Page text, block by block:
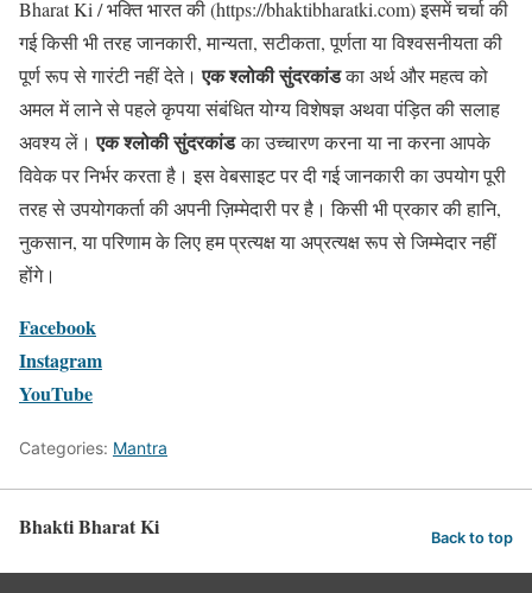
Bharat Ki / भक्ति भारत की (https://bhaktibharatki.com) इसमें चर्चा की
गई किसी भी तरह जानकारी, मान्यता, सटीकता, पूर्णता या विश्वसनीयता की
पूर्ण रूप से गारंटी नहीं देते।एक श्लोकी सुंदरकांडका अर्थ और महत्व को
अमल में लाने से पहले कृपया संबंधित योग्य विशेषज्ञ अथवा पंड़ित की सलाह
अवश्य लें।एक श्लोकी सुंदरकांड का उच्चारण करना या ना करना आपके
विवेक पर निर्भर करता है। इस वेबसाइट पर दी गई जानकारी का उपयोग पूरी
तरह से उपयोगकर्ता की अपनी ज़िम्मेदारी पर है। किसी भी प्रकार की हानि,
नुकसान, या परिणाम के लिए हम प्रत्यक्ष या अप्रत्यक्ष रूप से जिम्मेदार नहीं
होंगे।
Facebook
Instagram
YouTube
Categories: Mantra
Bhakti Bharat Ki Back to top